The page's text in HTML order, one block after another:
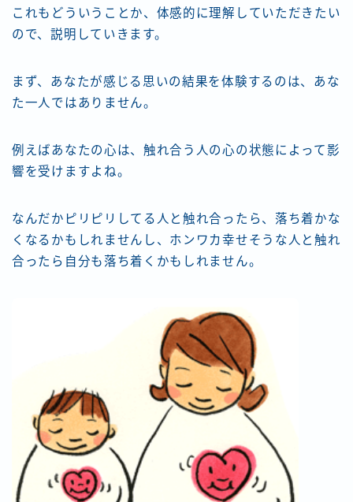
これもどういうことか、体感的に理解していただきたい
ので、説明していきます。
まず、あなたが感じる思いの結果を体験するのは、あな
た一人ではありません。
例えばあなたの心は、触れ合う人の心の状態によって影
響を受けますよね。
なんだかピリピリしてる人と触れ合ったら、落ち着かな
くなるかもしれませんし、ホンワカ幸せそうな人と触れ
合ったら自分も落ち着くかもしれません。